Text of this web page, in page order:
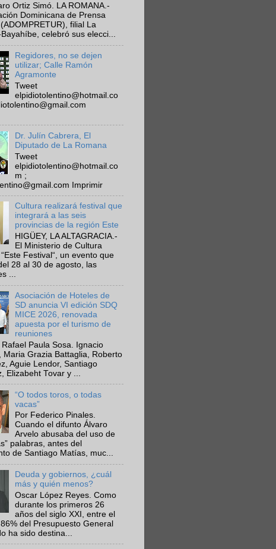
Ortiz Simó. LA ROMANA.-
Dominicana de Prensa
filial La
celebró sus elecci...
Regidores, no se dejen
utilizar; Calle Ramón
Agramonte
Tweet
elpidiotolentino@hotmail.co
Dr. Julín Cabrera, El
Diputado de La Romana
Tweet
elpidiotolentino@hotmail.co
m ;
Imprimir
Cultura realizará festival que
integrará a las seis
provincias de la región Este
HIGÜEY, LA ALTAGRACIA.-
El Ministerio de Cultura
Festival“, un evento que
28 al 30 de agosto, las
...
Asociación de Hoteles de
SD anuncia VI edición SDQ
MICE 2026, renovada
apuesta por el turismo de
reuniones
Rafael Paula Sosa. Ignacio
Maria Grazia Battaglia, Roberto
Aguie Lendor, Santiago
Elizabeht Tovar y ...
“O todos toros, o todas
vacas”
Por Federico Pinales.
Cuando el difunto Álvaro
Arvelo abusaba del uso de
palabras, antes del
de Santiago Matías, muc...
Deuda y gobiernos, ¿cuál
más y quién menos?
Oscar López Reyes. Como
durante los primeros 26
años del siglo XXI, entre el
del Presupuesto General
ha sido destina...